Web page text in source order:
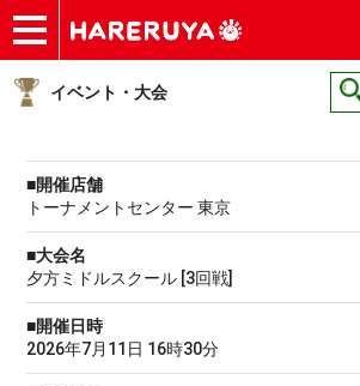
ショップ
買取
記事
デッキ検索
デッキ構築
選手一覧
店舗一覧
イベント
ヘルプ
お問い合わせ ログイン／会員登録
イベント・大会
■開催店舗
トーナメントセンター 東京
■大会名
夕方ミドルスクール [3回戦]
■開催日時
2026年7月11日 16時30分